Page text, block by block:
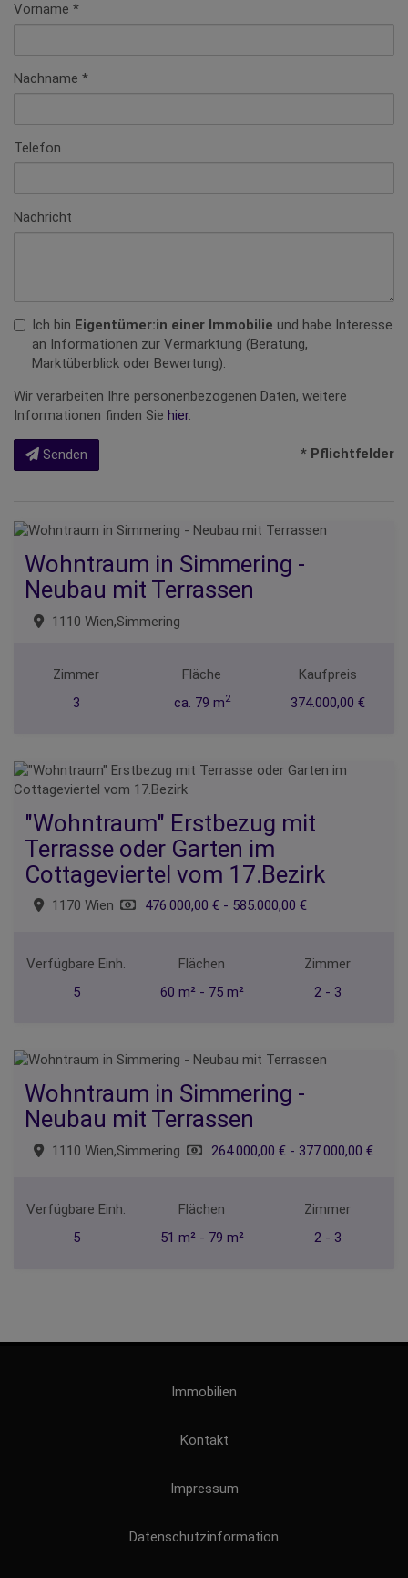
Vorname
Nachname
Telefon
Nachricht
Ich bin Eigentümer:in einer Immobilie und habe Interesse
an Informationen zur Vermarktung (Beratung,
Marktüberblick oder Bewertung).
Wir verarbeiten Ihre personenbezogenen Daten, weitere
Informationen finden Sie hier.
Senden * Pflichtfelder
Wohntraum in Simmering -
Neubau mit Terrassen
1110 Wien,Simmering
Zimmer
3
Fläche
ca. 79 m2
Kaufpreis
374.000,00 €
"Wohntraum" Erstbezug mit
Terrasse oder Garten im
Cottageviertel vom 17.Bezirk
1170 Wien 476.000,00 € - 585.000,00 €
Verfügbare Einh.
5
Flächen
60 m² - 75 m²
Zimmer
2 - 3
Wohntraum in Simmering -
Neubau mit Terrassen
1110 Wien,Simmering 264.000,00 € - 377.000,00 €
Verfügbare Einh.
5
Flächen
51 m² - 79 m²
Zimmer
2 - 3
Immobilien
Kontakt
Impressum
Datenschutzinformation